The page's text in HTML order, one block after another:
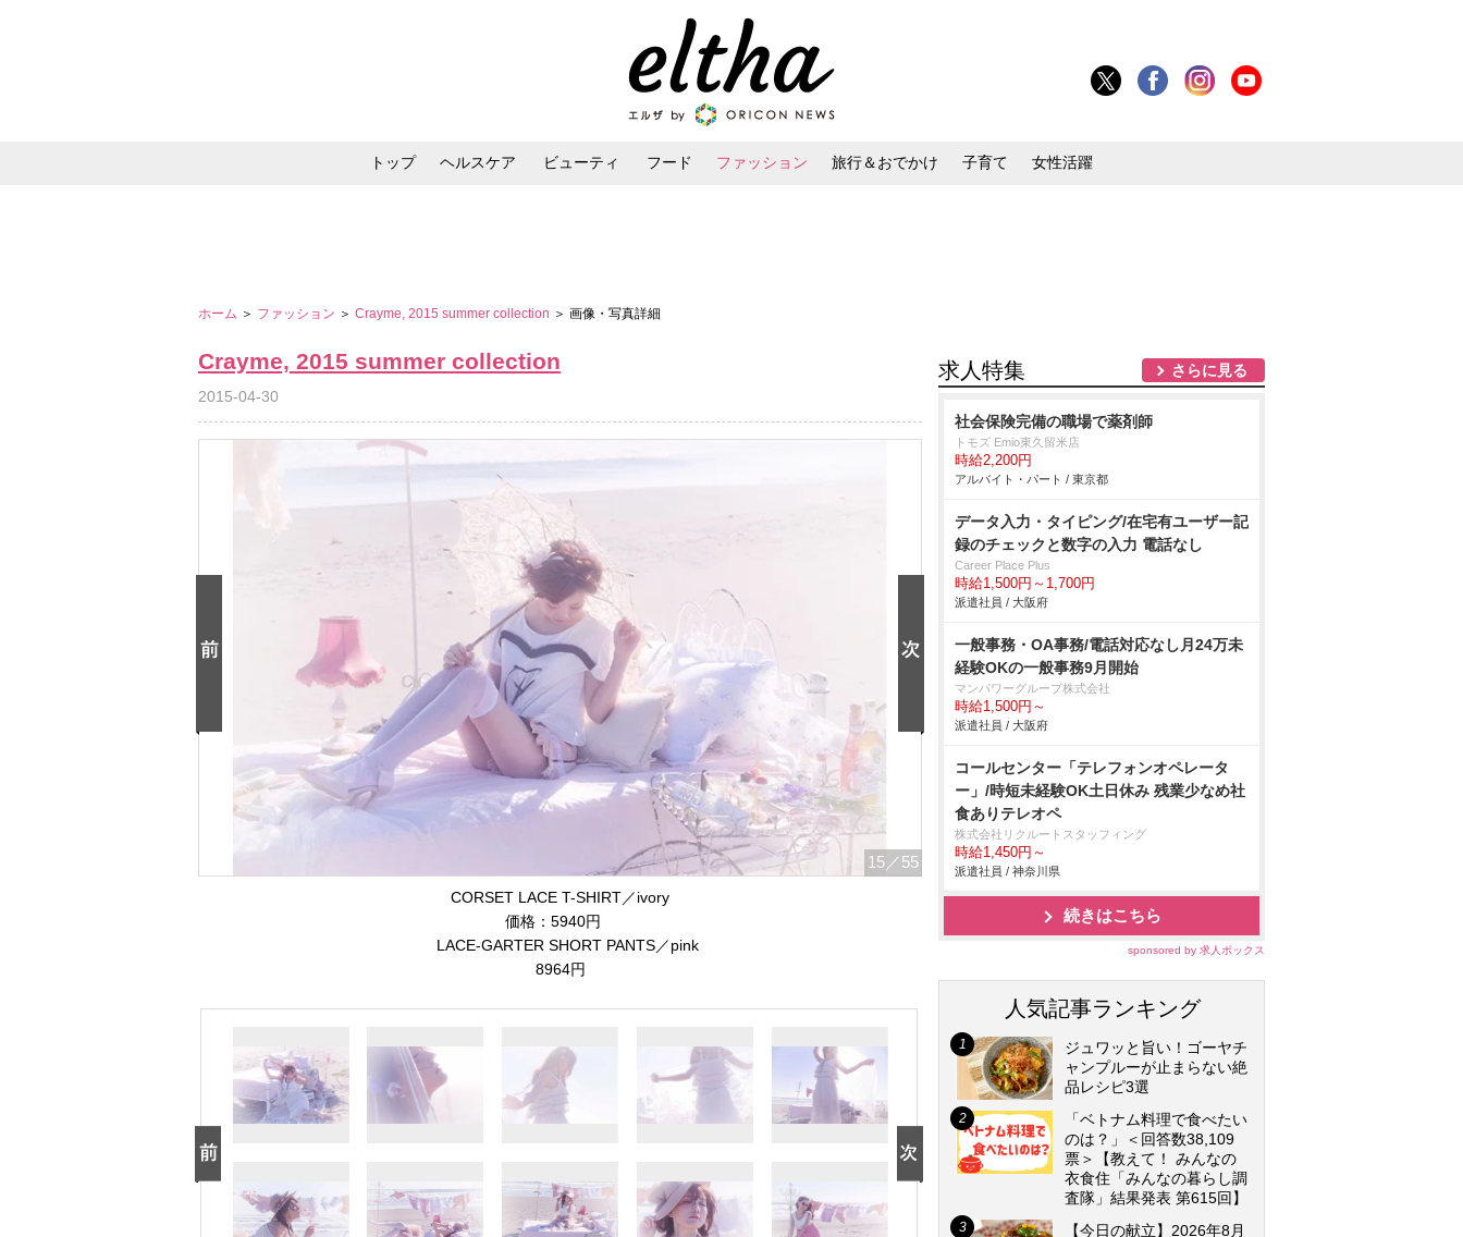
トップ ヘルスケア ビューティ フード ファッション 旅行＆おでかけ 子育て 女性活躍
ホーム ＞ ファッション ＞ Crayme, 2015 summer collection ＞ 画像・写真詳細
Crayme, 2015 summer collection
2015-04-30
15 ／55
CORSET LACE T-SHIRT／ivory
価格：5940円
LACE-GARTER SHORT PANTS／pink
8964円
求人特集 さらに見る
社会保険完備の職場で薬剤師
トモズ Emio東久留米店
時給2,200円
アルバイト・パート / 東京都
データ入力・タイピング/在宅有ユーザー記
録のチェックと数字の入力 電話なし
Career Place Plus
時給1,500円～1,700円
派遣社員 / 大阪府
一般事務・OA事務/電話対応なし月24万未
経験OKの一般事務9月開始
マンパワーグループ株式会社
時給1,500円～
派遣社員 / 大阪府
コールセンター「テレフォンオペレータ
ー」/時短未経験OK土日休み 残業少なめ社
食ありテレオペ
株式会社リクルートスタッフィング
時給1,450円～
派遣社員 / 神奈川県
続きはこちら
sponsored by 求人ボックス
人気記事ランキング
ジュワッと旨い！ゴーヤチ
ャンプルーが止まらない絶
品レシピ3選
「ベトナム料理で食べたい
のは？」＜回答数38,109
票＞【教えて！ みんなの
衣食住「みんなの暮らし調
査隊」結果発表 第615回】
【今日の献立】2026年8月